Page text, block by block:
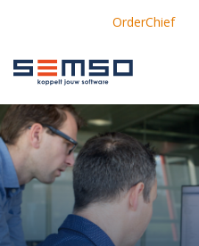
OrderChief